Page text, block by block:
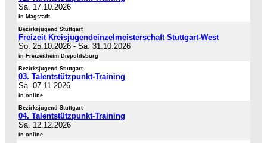
Sa. 17.10.2026
in Magstadt
Bezirksjugend Stuttgart
Freizeit Kreisjugendeinzelmeisterschaft Stuttgart-West
So. 25.10.2026 - Sa. 31.10.2026
in Freizeitheim Diepoldsburg
Bezirksjugend Stuttgart
03. Talentstützpunkt-Training
Sa. 07.11.2026
in online
Bezirksjugend Stuttgart
04. Talentstützpunkt-Training
Sa. 12.12.2026
in online